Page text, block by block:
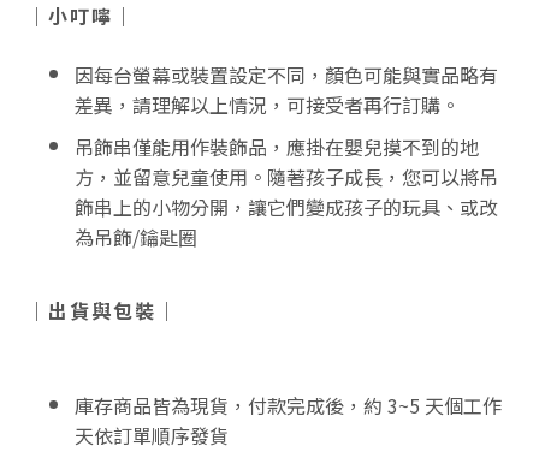
｜小叮嚀｜
因每台螢幕或裝置設定不同，顏色可能與實品略有
差異，請理解以上情況，可接受者再行訂購。
吊飾串僅能用作裝飾品，應掛在嬰兒摸不到的地
方，並留意兒童使用。隨著孩子成長，您可以將吊
飾串上的小物分開，讓它們變成孩子的玩具、或改
為吊飾/鑰匙圈
｜出貨與包裝｜
庫存商品皆為現貨，付款完成後，約 3~5 天個工作
天依訂單順序發貨